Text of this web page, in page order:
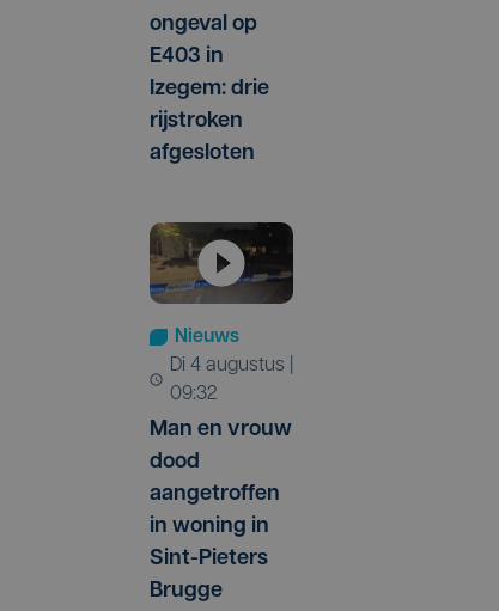
ongeval op
E403 in
Izegem: drie
rijstroken
afgesloten
Nieuws
di 4 augustus |
09:32
Man en vrouw
dood
aangetroffen
in woning in
Sint-Pieters
Brugge